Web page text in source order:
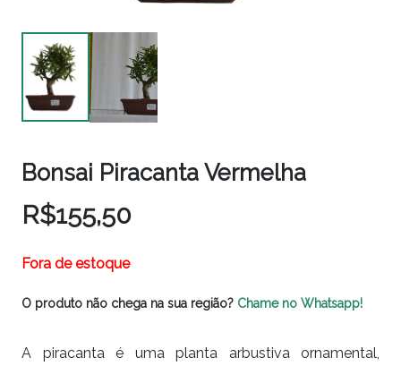
Bonsai Piracanta Vermelha
R$155,50
Fora de estoque
O produto não chega na sua região? Chame no Whatsapp!
A piracanta é uma planta arbustiva ornamental,